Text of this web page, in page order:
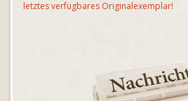
letztes verfügbares Originalexemplar!